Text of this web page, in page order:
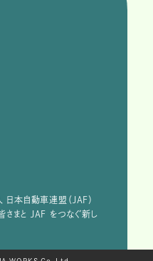
本⾃動⾞連盟（JAF）
さまと JAF をつなぐ新し